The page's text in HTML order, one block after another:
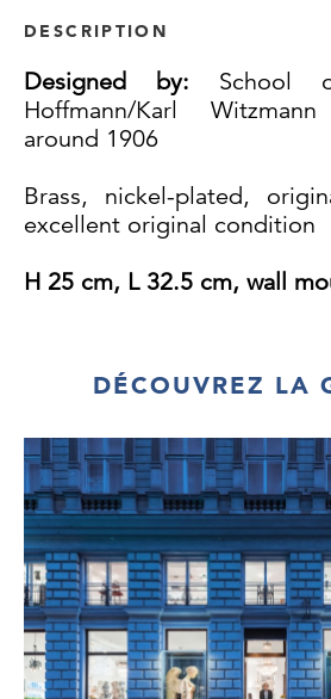
DESCRIPTION
Designed by: School
Hoffmann/Karl
around 1906
Brass, nickel-plated,
excellent original condition
H 25 cm, L 32.5 cm, wall
DÉCOUVREZ LA